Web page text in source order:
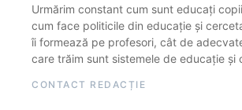
Urmărim constant cum sunt educați
cum face politicile din educație și
îi formează pe profesori, cât de
care trăim sunt sistemele de educație și
CONTACT REDACȚIE